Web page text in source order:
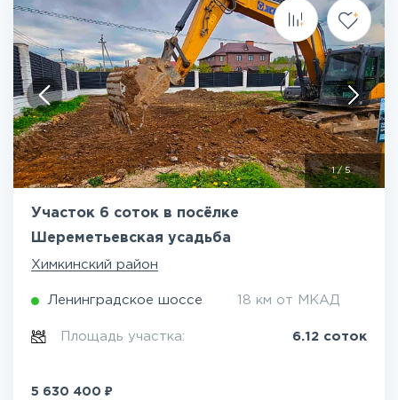
1/5
Участок 6 соток в посёлке
Шереметьевская усадьба
Химкинский район
Ленинградское шоссе 18 км от МКАД
Площадь участка: 6.12 соток
5 630 400 ₽